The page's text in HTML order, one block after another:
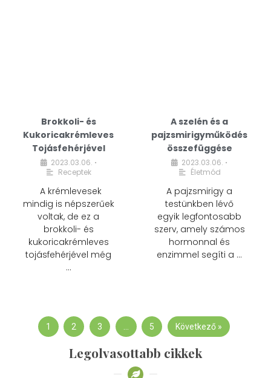
Brokkoli- és
Kukoricakrémleves
Tojásfehérjével
2023.03.06. •
Receptek
A krémlevesek
mindig is népszerűek
voltak, de ez a
brokkoli- és
kukoricakrémleves
tojásfehérjével még
…
A szelén és a
pajzsmirigyműködés
összefüggése
2023.03.06. •
Életmód
A pajzsmirigy a
testünkben lévő
egyik legfontosabb
szerv, amely számos
hormonnal és
enzimmel segíti a …
1 2 3 … 5 Következő »
Legolvasottabb cikkek